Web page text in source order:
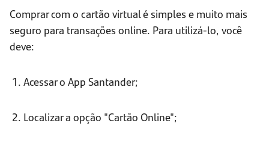
Comprar com o cartão virtual é simples e muito mais
seguro para transações online. Para utilizá-lo, você
deve:
1. Acessar o App Santander;
2. Localizar a opção "Cartão Online";